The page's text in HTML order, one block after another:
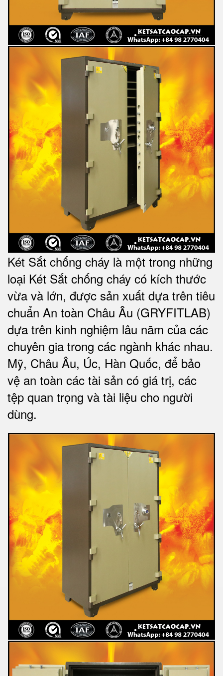
Két Sắt chống cháy là một trong những
loại Két Sắt chống cháy có kích thước
vừa và lớn, được sản xuất dựa trên tiêu
chuẩn An toàn Châu Âu (GRYFITLAB)
dựa trên kinh nghiệm lâu năm của các
chuyên gia trong các ngành khác nhau.
Mỹ, Châu Âu, Úc, Hàn Quốc, để bảo
vệ an toàn các tài sản có giá trị, các
tệp quan trọng và tài liệu cho người
dùng.